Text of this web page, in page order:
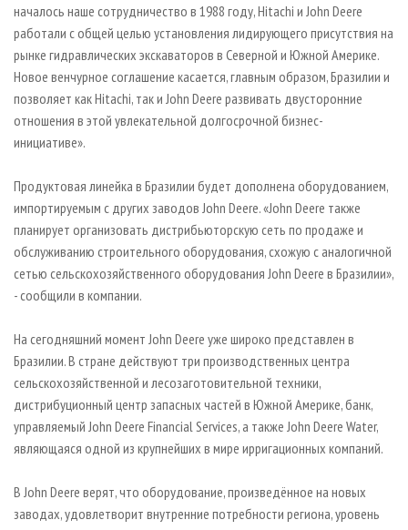
началось наше сотрудничество в 1988 году, Hitachi и John Deere
работали с общей целью установления лидирующего присутствия на
рынке гидравлических экскаваторов в Северной и Южной Америке.
Новое венчурное соглашение касается, главным образом, Бразилии и
позволяет как Hitachi, так и John Deere развивать двусторонние
отношения в этой увлекательной долгосрочной бизнес-
инициативе».
Продуктовая линейка в Бразилии будет дополнена оборудованием,
импортируемым с других заводов John Deere. «John Deere также
планирует организовать дистрибьюторскую сеть по продаже и
обслуживанию строительного оборудования, схожую с аналогичной
сетью сельскохозяйственного оборудования John Deere в Бразилии»,
- сообщили в компании.
На сегодняшний момент John Deere уже широко представлен в
Бразилии. В стране действуют три производственных центра
сельскохозяйственной и лесозаготовительной техники,
дистрибуционный центр запасных частей в Южной Америке, банк,
управляемый John Deere Financial Services, а также John Deere Water,
являющаяся одной из крупнейших в мире ирригационных компаний.
В John Deere верят, что оборудование, произведённое на новых
заводах, удовлетворит внутренние потребности региона, уровень